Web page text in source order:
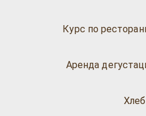
Курс по
Аренда
Хлеб